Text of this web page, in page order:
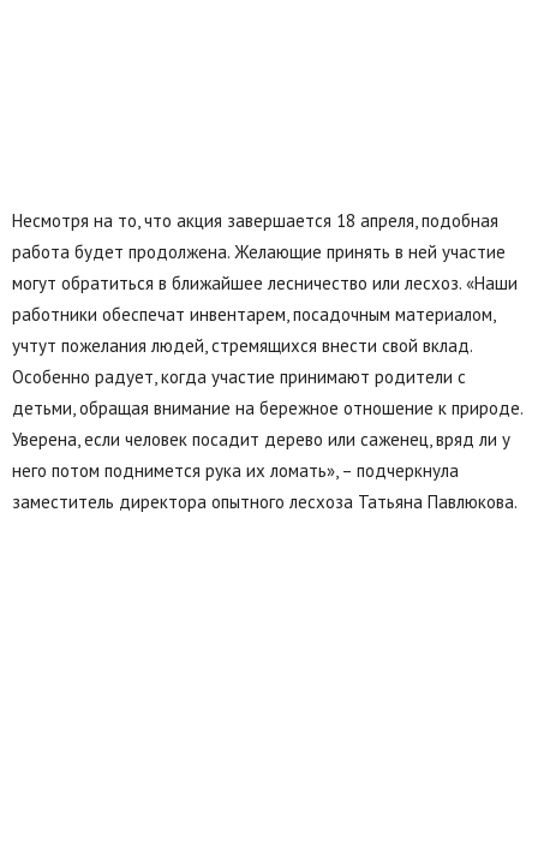
Несмотря на то, что акция завершается 18 апреля, подобная
работа будет продолжена. Желающие принять в ней участие
могут обратиться в ближайшее лесничество или лесхоз. «Наши
работники обеспечат инвентарем, посадочным материалом,
учтут пожелания людей, стремящихся внести свой вклад.
Особенно радует, когда участие принимают родители с
детьми, обращая внимание на бережное отношение к природе.
Уверена, если человек посадит дерево или саженец, вряд ли у
него потом поднимется рука их ломать», – подчеркнула
заместитель директора опытного лесхоза Татьяна Павлюкова.